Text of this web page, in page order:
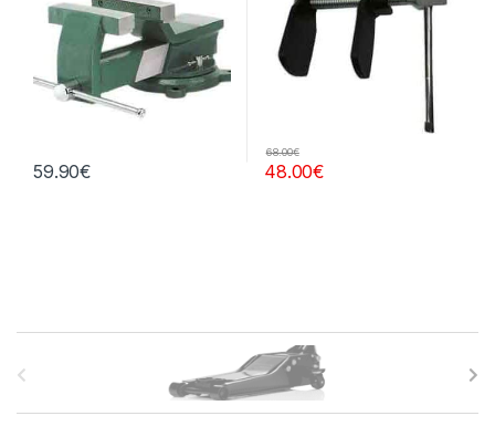
59.90€ 48.00€
68.00€